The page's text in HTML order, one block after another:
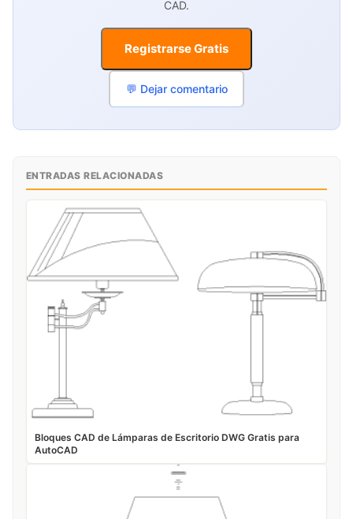
CAD.
Registrarse Gratis
💬 Dejar comentario
ENTRADAS RELACIONADAS
Bloques CAD de Lámparas de Escritorio DWG Gratis para
AutoCAD